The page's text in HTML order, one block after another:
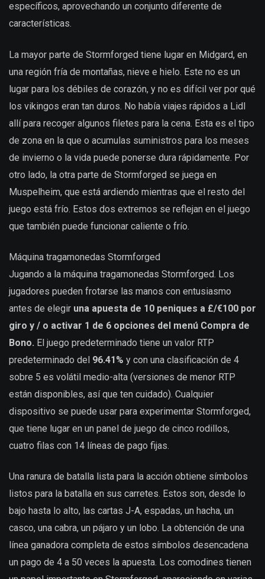
específicos, aprovechando un conjunto diferente de
características.
La mayor parte de Stormforged tiene lugar en Midgard, en
una región fría de montañas, nieve e hielo. Este no es un
lugar para los débiles de corazón, y no es difícil ver por qué
los vikingos eran tan duros. No había viajes rápidos a Lidl
allí para recoger algunos filetes para la cena. Esta es el tipo
de zona en la que o acumulas suministros para los meses
de invierno o la vida puede ponerse dura rápidamente. Por
otro lado, la otra parte de Stormforged se juega en
Muspelheim, que está ardiendo mientras que el resto del
juego está frío. Estos dos extremos se reflejan en el juego
que también puede funcionar caliente o frío.
Máquina tragamonedas Stormforged
Jugando a la máquina tragamonedas Stormforged. Los
jugadores pueden frotarse las manos con entusiasmo
antes de elegir una apuesta de 10 peniques a £/€100 por
giro y / o activar 1 de 6 opciones del menú Compra de
Bono. El juego predeterminado tiene un valor RTP
predeterminado del 96.41% y con una clasificación de 4
sobre 5 es volátil medio-alta (versiones de menor RTP
están disponibles, así que ten cuidado). Cualquier
dispositivo se puede usar para experimentar Stormforged,
que tiene lugar en un panel de juego de cinco rodillos,
cuatro filas con 14 líneas de pago fijas.
Una ranura de batalla lista para la acción obtiene símbolos
listos para la batalla en sus carretes. Estos son, desde lo
bajo hasta lo alto, las cartas J-A, espadas, un hacha, un
casco, una cabra, un pájaro y un lobo. La obtención de una
línea ganadora completa de estos símbolos desencadena
un pago de 4 a 50 veces la apuesta. Los comodines tienen